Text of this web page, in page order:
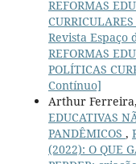
REFORMAS
Revista Espaço
REFORMAS
POLÍTICAS
Contínuo]
Arthur Ferreira,
EDUCATIVAS
PANDÊMICOS ,
(2022): O QUE